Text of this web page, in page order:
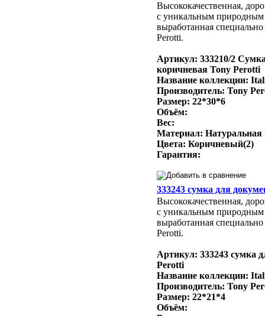
Высококачественная,
с уникальным природным
выработанная
Perotti.
Артикул: 333210/2
коричневая Tony Perotti
Название коллекции:
Производитель: Tony
Размер: 22*30*6
Объём:
Вес:
Материал: Натуральная
Цвета: Коричневый(2)
Гарантия:
333243 сумка для
Высококачественная,
с уникальным природным
выработанная
Perotti.
Артикул: 333243 сумка
Perotti
Название коллекции:
Производитель: Tony
Размер: 22*21*4
Объём: